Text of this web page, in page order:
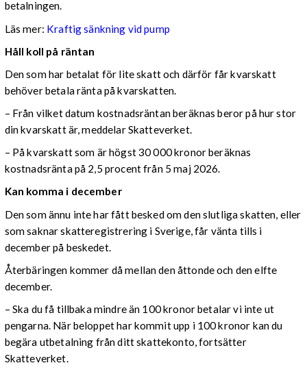
betalningen.
Läs mer: Kraftig sänkning vid pump
Håll koll på räntan
Den som har betalat för lite skatt och därför får kvarskatt
behöver betala ränta på kvarskatten.
– Från vilket datum kostnadsräntan beräknas beror på hur stor
din kvarskatt är, meddelar Skatteverket.
– På kvarskatt som är högst 30 000 kronor beräknas
kostnadsränta på 2,5 procent från 5 maj 2026.
Kan komma i december
Den som ännu inte har fått besked om den slutliga skatten, eller
som saknar skatteregistrering i Sverige, får vänta tills i
december på beskedet.
Återbäringen kommer då mellan den åttonde och den elfte
december.
– Ska du få tillbaka mindre än 100 kronor betalar vi inte ut
pengarna. När beloppet har kommit upp i 100 kronor kan du
begära utbetalning från ditt skattekonto, fortsätter
Skatteverket.